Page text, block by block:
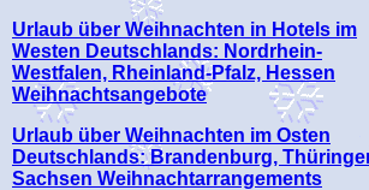
Urlaub über Weihnachten in Hotels im
Westen Deutschlands: Nordrhein-
Westfalen, Rheinland-Pfalz, Hessen
Weihnachtsangebote
Urlaub über Weihnachten im Osten
Deutschlands: Brandenburg,
Sachsen Weihnachtarrangements